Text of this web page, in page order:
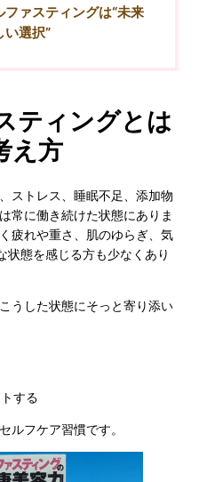
ファスティングは“未来
い選択”
ティングとは
え方
ストレス、睡眠不足、添加物
常に働き続けた状態にありま
疲れや重さ、肌のゆらぎ、気
状態を感じる方も少なくあり
うした状態にそっと寄り添い
する
ルフケア習慣です。